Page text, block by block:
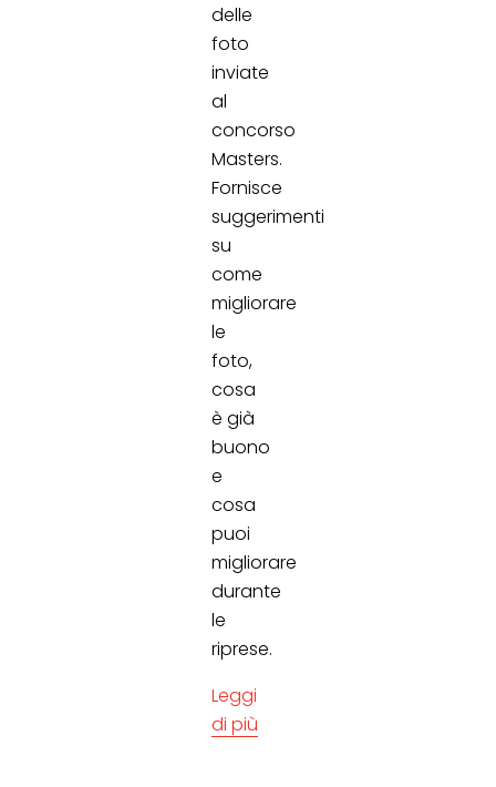
delle
foto
inviate
al
concorso
Masters.
Fornisce
suggerimenti
su
come
migliorare
le
foto,
cosa
è già
buono
e
cosa
puoi
migliorare
durante
le
riprese.
Leggi
di più